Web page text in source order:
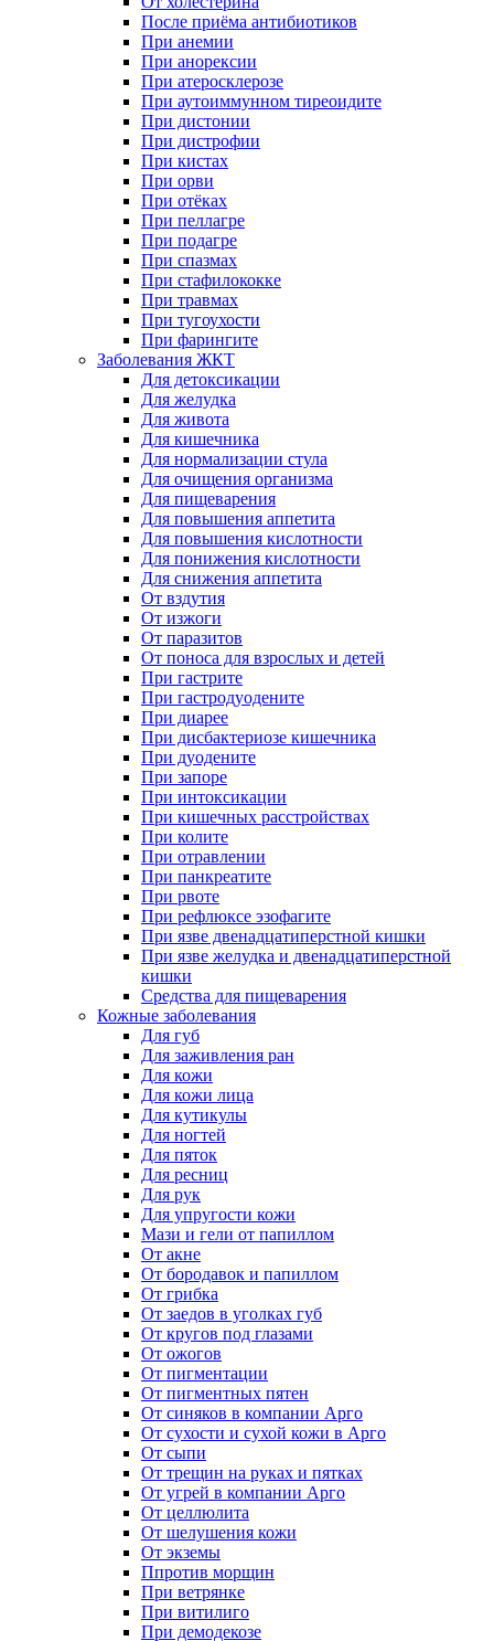
После приёма антибиотиков
При анемии
При анорексии
При атеросклерозе
При аутоиммунном тиреоидите
При дистонии
При дистрофии
При кистах
При орви
При отёках
При пеллагре
При подагре
При спазмах
При стафилококке
При травмах
При тугоухости
При фарингите
Заболевания ЖКТ
Для детоксикации
Для желудка
Для живота
Для кишечника
Для нормализации стула
Для очищения организма
Для пищеварения
Для повышения аппетита
Для повышения кислотности
Для понижения кислотности
Для снижения аппетита
От вздутия
От изжоги
От паразитов
От поноса для взрослых и детей
При гастрите
При гастродуодените
При диарее
При дисбактериозе кишечника
При дуодените
При запоре
При интоксикации
При кишечных расстройствах
При колите
При отравлении
При панкреатите
При рвоте
При рефлюксе эзофагите
При язве двенадцатиперстной кишки
При язве желудка и двенадцатиперстной
кишки
Средства для пищеварения
Кожные заболевания
Для губ
Для заживления ран
Для кожи
Для кожи лица
Для кутикулы
Для ногтей
Для пяток
Для ресниц
Для рук
Для упругости кожи
Мази и гели от папиллом
От акне
От бородавок и папиллом
От грибка
От заедов в уголках губ
От кругов под глазами
От ожогов
От пигментации
От пигментных пятен
От синяков в компании Арго
От сухости и сухой кожи в Арго
От сыпи
От трещин на руках и пятках
От угрей в компании Арго
От целлюлита
От шелушения кожи
От экземы
Ппротив морщин
При ветрянке
При витилиго
При демодекозе